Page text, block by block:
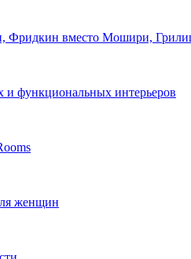
Фридкин вместо Мошири,
и функциональных интерьеров
женщин